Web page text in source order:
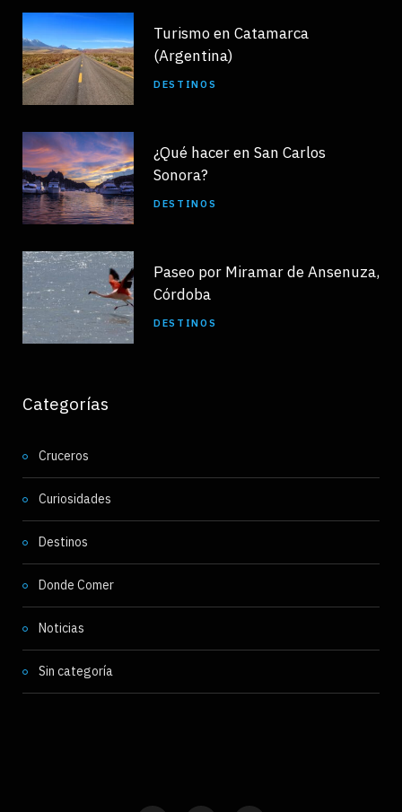
Turismo en Catamarca
(Argentina)
DESTINOS
¿Qué hacer en San Carlos
Sonora?
DESTINOS
Paseo por Miramar de Ansenuza,
Córdoba
DESTINOS
Categorías
Cruceros
Curiosidades
Destinos
Donde Comer
Noticias
Sin categoría